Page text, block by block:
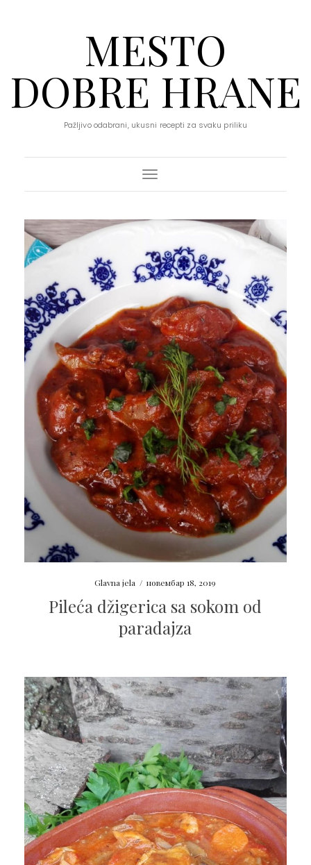
MESTO
DOBRE HRANE
Pažljivo odabrani, ukusni recepti za svaku priliku
Toggle Navigation
Glavna jela / новембар 18, 2019
Pileća džigerica sa sokom od
paradajza